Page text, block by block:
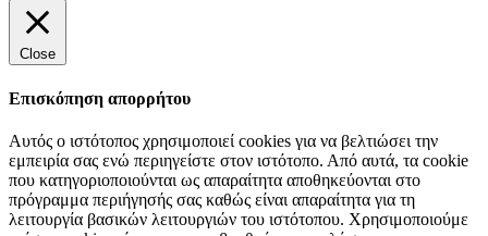
Close
Επισκόπηση απορρήτου
Αυτός ο ιστότοπος χρησιμοποιεί cookies για να βελτιώσει την
εμπειρία σας ενώ περιηγείστε στον ιστότοπο. Από αυτά, τα cookie
που κατηγοριοποιούνται ως απαραίτητα αποθηκεύονται στο
πρόγραμμα περιήγησής σας καθώς είναι απαραίτητα για τη
λειτουργία βασικών λειτουργιών του ιστότοπου. Χρησιμοποιούμε